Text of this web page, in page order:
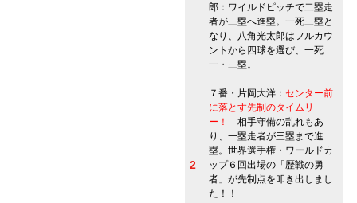
郎：ワイルドピッチで二塁走
者が三塁へ進塁。一死三塁と
なり、八角光太郎はフルカウ
ントから四球を選び、一死
一・三塁。
７番・片岡大洋：センター前
に落とす先制のタイムリ
ー！
相手守備の乱れもあ
り、一塁走者が三塁まで進
塁。世界選手権・ワールドカ
ップ６回出場の「歴戦の勇
者」が先制点を叩き出しまし
た！！
2